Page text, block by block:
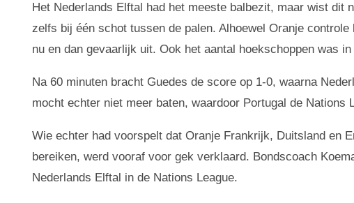
Het Nederlands Elftal had het meeste balbezit, maar wist dit
zelfs bij één schot tussen de palen. Alhoewel Oranje
nu en dan gevaarlijk uit. Ook het aantal hoekschoppen was
Na 60 minuten bracht Guedes de score op 1-0, waarna
mocht echter niet meer baten, waardoor Portugal de Nations
Wie echter had voorspelt dat Oranje Frankrijk, Duitsland en
bereiken, werd vooraf voor gek verklaard. Bondscoach
Nederlands Elftal in de Nations League.